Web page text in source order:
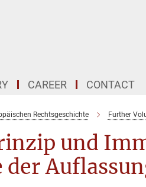
CAREER CONTACT
Rechtsgeschichte Further
und
der